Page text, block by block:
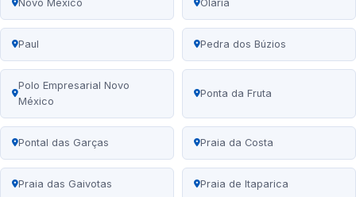
Novo México Olaria
Paul Pedra dos Búzios
Polo Empresarial Novo
México
Ponta da Fruta
Pontal das Garças Praia da Costa
Praia das Gaivotas Praia de Itaparica